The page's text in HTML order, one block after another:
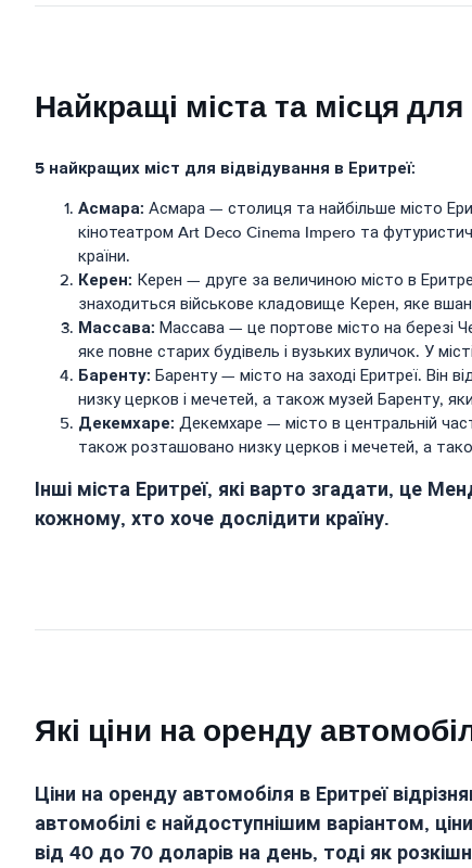
Найкращі міста та місця
5 найкращих міст для відвідування в Еритреї:
Асмара: Асмара — столиця та найбільше місто
кінотеатром Art Deco Cinema Impero та
країни.
Керен: Керен — друге за величиною місто в
знаходиться військове кладовище Керен, яке
Массава: Массава — це портове місто на березі
яке повне старих будівель і вузьких вуличок. У
Баренту: Баренту — місто на заході Еритреї. Він
низку церков і мечетей, а також музей Баренту,
Декемхаре: Декемхаре — місто в центральній
також розташовано низку церков і мечетей, а
Інші міста Еритреї, які варто згадати, це
кожному, хто хоче дослідити країну.
Які ціни на оренду
Ціни на оренду автомобіля в Еритреї
автомобілі є найдоступнішим варіантом,
від 40 до 70 доларів на день, тоді як